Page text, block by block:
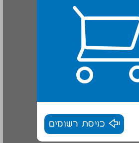
כניסת רשומים